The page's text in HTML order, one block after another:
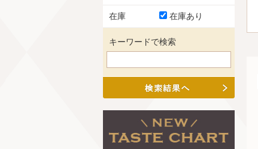
在庫 在庫あり
キーワードで検索